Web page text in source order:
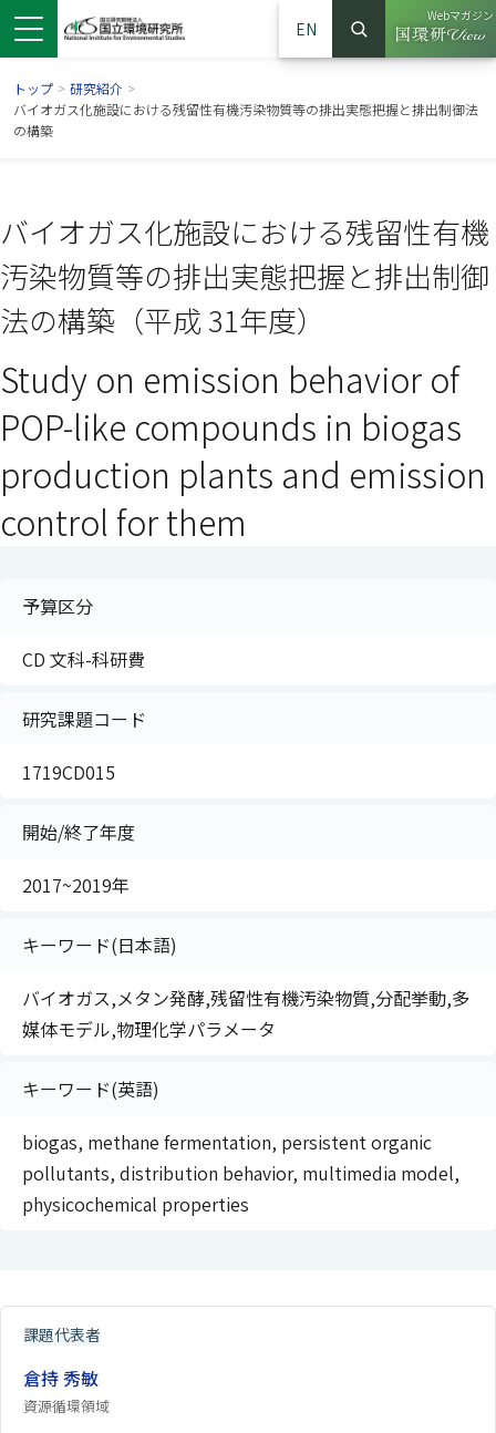
ドウで開きます）
ンドウで開きます）
ウインドウで開きます）
EN
サイト内検索
検索
Webマガジン
（別ウイ
トップ > 研究紹介 >
バイオガス化施設における残留性有機汚染物質等の排出実態把握と排出制御法
の構築
バイオガス化施設における残留性有機
汚染物質等の排出実態把握と排出制御
法の構築（平成 31年度）
Study on emission behavior of
POP-like compounds in biogas
production plants and emission
control for them
予算区分
CD 文科-科研費
研究課題コード
1719CD015
開始/終了年度
2017~2019年
キーワード(日本語)
バイオガス,メタン発酵,残留性有機汚染物質,分配挙動,多
媒体モデル,物理化学パラメータ
キーワード(英語)
biogas, methane fermentation, persistent organic
pollutants, distribution behavior, multimedia model,
physicochemical properties
課題代表者
倉持 秀敏
資源循環領域